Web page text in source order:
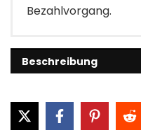
Bezahlvorgang.
Beschreibung